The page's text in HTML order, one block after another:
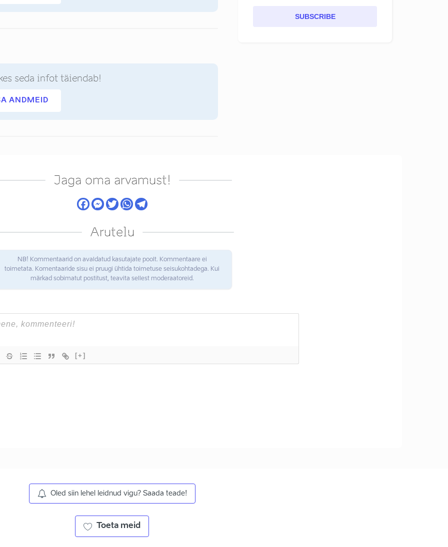
seda infot täiendab!
ANDMEID
SUBSCRIBE
Jaga oma arvamust!
Arutelu
NB! Kommentaarid on avaldatud kasutajate poolt. Kommentaare ei
toimetata. Komentaaride sisu ei pruugi ühtida toimetuse seisukohtadega. Kui
märkad sobimatut postitust, teavita sellest moderaatoreid.
[+]
Oled siin lehel leidnud vigu? Saada teade!
Toeta meid